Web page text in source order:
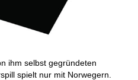
ihm selbst gegründeten
spielt nur mit Norwegern.